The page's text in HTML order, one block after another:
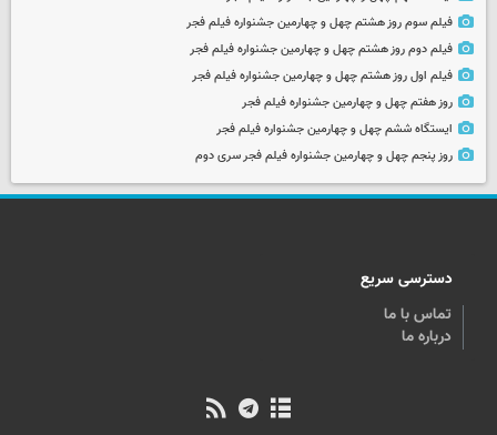
فیلم سوم روز هشتم چهل و چهارمین جشنواره فیلم فجر
فیلم دوم روز هشتم چهل و چهارمین جشنواره فیلم فجر
فیلم اول روز هشتم چهل و چهارمین جشنواره فیلم فجر
روز هفتم چهل و چهارمین جشنواره فیلم فجر
ایستگاه ششم چهل و چهارمین جشنواره فیلم فجر
روز پنجم چهل و چهارمین جشنواره فیلم فجر سری دوم
دسترسی سریع
تماس با ما
درباره ما